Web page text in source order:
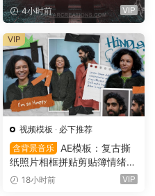
AE预设+音效+教程 AlvarCre
ations – MEGA Editing Pack
（16166）
4小时前 VIP
视频模板 · 必下推荐
含背景音乐
AE模板：复古撕
纸照片相框拼贴剪贴簿情绪板
旅游日记手账电影VLOG短片
18小时前 VIP
VIP